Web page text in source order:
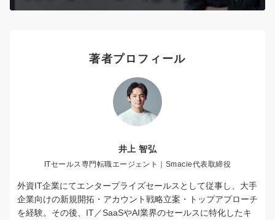
著者プロフィール
井上 智弘
ITセールス専門転職エージェント｜Smacie代表取締役
外資IT企業にてエンタープライズセールスとして従事し、大手
企業向けの新規開拓・アカウント戦略立案・トップアプローチ
を経験。その後、IT／SaaSやAI業界のセールスに特化したキ